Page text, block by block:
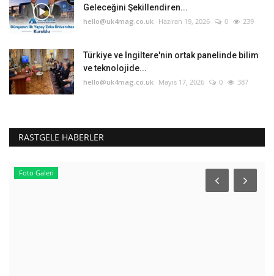
Geleceğini Şekillendiren...
hello@uk4mag.co.uk Haziran 19, 2026 0 239
Türkiye ve İngiltere'nin ortak panelinde bilim
ve teknolojide...
hello@uk4mag.co.uk Mayıs 17, 2026 0 387
RASTGELE HABERLER
Foto Galeri